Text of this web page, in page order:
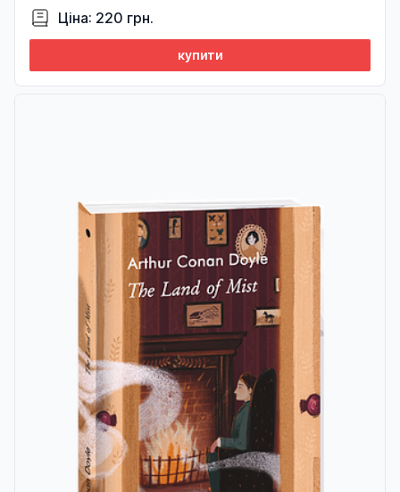
Ціна: 220 грн.
купити